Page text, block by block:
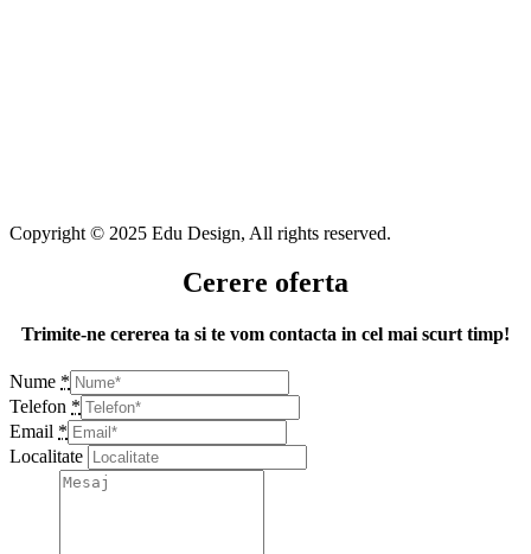
Copyright © 2025 Edu Design, All rights reserved.
Cerere oferta
Trimite-ne cererea ta si te vom contacta in cel mai scurt timp!
Nume *
Telefon *
Email *
Localitate